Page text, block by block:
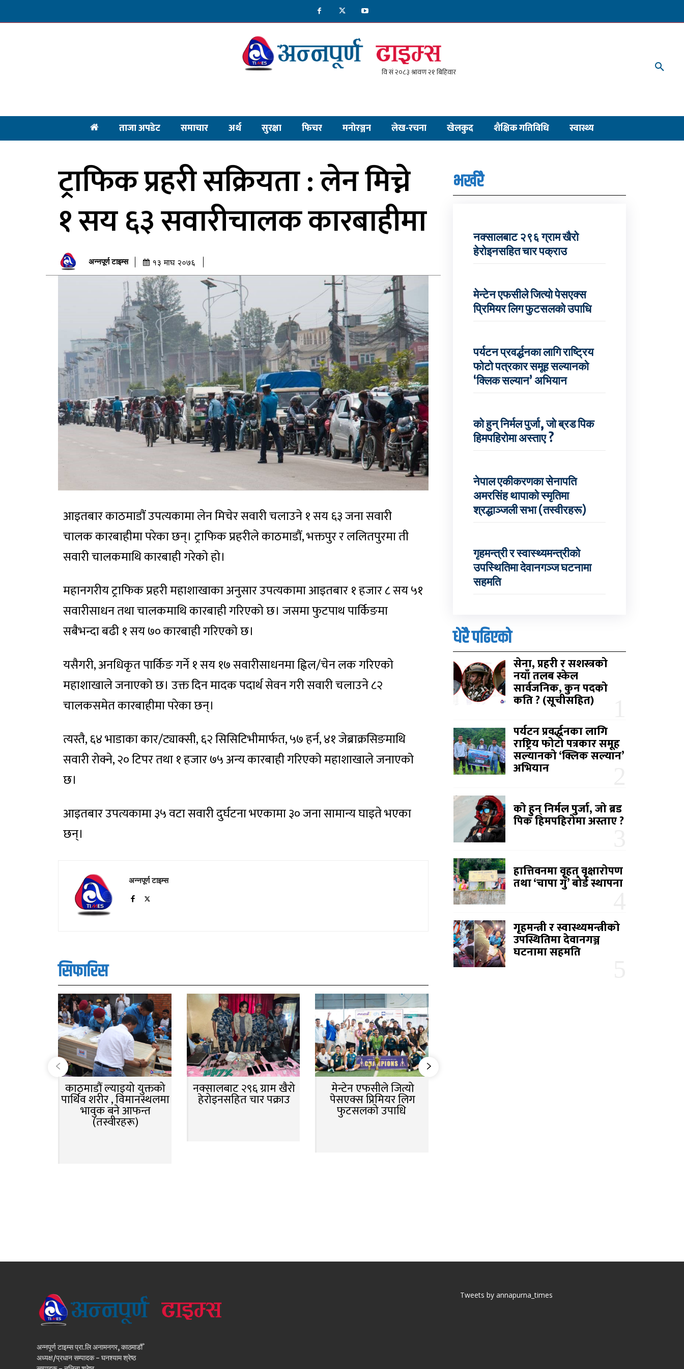
ताजा अपडेट समाचार अर्थ सुरक्षा फिचर मनाेरञ्जन लेख-रचना खेलकुद शैक्षिक गतिविधि स्वास्थ्य
ट्राफिक प्रहरी सक्रियता : लेन मिच्ने
१ सय ६३ सवारीचालक कारबाहीमा
अन्नपूर्ण टाइम्स १३ माघ २०७६
आइतबार काठमाडौं उपत्यकामा लेन मिचेर सवारी चलाउने १ सय ६३ जना सवारी
चालक कारबाहीमा परेका छन्। ट्राफिक प्रहरीले काठमाडौं, भक्तपुर र ललितपुरमा ती
सवारी चालकमाथि कारबाही गरेको हो।
महानगरीय ट्राफिक प्रहरी महाशाखाका अनुसार उपत्यकामा आइतबार १ हजार ८ सय ५१
सवारीसाधन तथा चालकमाथि कारबाही गरिएको छ। जसमा फुटपाथ पार्किङमा
सबैभन्दा बढी १ सय ७० कारबाही गरिएको छ।
यसैगरी, अनधिकृत पार्किङ गर्ने १ सय १७ सवारीसाधनमा ह्विल/चेन लक गरिएको
महाशाखाले जनाएको छ। उक्त दिन मादक पदार्थ सेवन गरी सवारी चलाउने ८२
चालकसमेत कारबाहीमा परेका छन्।
त्यस्तै, ६४ भाडाका कार/ट्याक्सी, ६२ सिसिटिभीमार्फत, ५७ हर्न, ४१ जेब्राक्रसिङमाथि
सवारी रोक्ने, २० टिपर तथा १ हजार ७५ अन्य कारबाही गरिएको महाशाखाले जनाएको
छ।
आइतबार उपत्यकामा ३५ वटा सवारी दुर्घटना भएकामा ३० जना सामान्य घाइते भएका
छन्।
अन्नपूर्ण टाइम्स
सिफारिस
काठमाडौं ल्याइयो युक्तको
पार्थिव शरीर , विमानस्थलमा
भावुक बने आफन्त
(तस्वीरहरू)
नक्सालबाट २९६ ग्राम खैरो
हेरोइनसहित चार पक्राउ
मेन्टेन एफसीले जित्यो
पेसएक्स प्रिमियर लिग
फुटसलको उपाधि
भर्खरै
नक्सालबाट २९६ ग्राम खैरो
हेरोइनसहित चार पक्राउ
मेन्टेन एफसीले जित्यो पेसएक्स
प्रिमियर लिग फुटसलको उपाधि
पर्यटन प्रवर्द्धनका लागि राष्ट्रिय
फोटो पत्रकार समूह सल्यानको
‘क्लिक सल्यान’ अभियान
को हुन् निर्मल पुर्जा, जो ब्रड पिक
हिमपहिरोमा अस्ताए ?
नेपाल एकीकरणका सेनापति
अमरसिंह थापाको स्मृतिमा
श्रद्धाञ्जली सभा (तस्वीरहरू)
गृहमन्त्री र स्वास्थ्यमन्त्रीको
उपस्थितिमा देवानगञ्ज घटनामा
सहमति
धेरै पढिएको
सेना, प्रहरी र सशस्त्रको
नयाँ तलब स्केल
सार्वजनिक, कुन पदको
कति ? (सूचीसहित)
पर्यटन प्रवर्द्धनका लागि
राष्ट्रिय फोटो पत्रकार समूह
सल्यानको ‘क्लिक सल्यान’
अभियान
को हुन् निर्मल पुर्जा, जो ब्रड
पिक हिमपहिरोमा अस्ताए ?
हात्तिवनमा वृहत् वृक्षारोपण
तथा ‘चापा गुँ’ बोर्ड स्थापना
गृहमन्त्री र स्वास्थ्यमन्त्रीको
उपस्थितिमा देवानगञ्ज
घटनामा सहमति
अन्नपूर्ण टाइम्स प्रा.लि अनामनगर, काठमाडौँ
अध्यक्ष/प्रधान सम्पादक - घनश्याम श्रेष्ठ
Tweets by annapurna_times